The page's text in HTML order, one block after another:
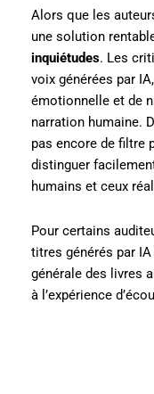
Alors que les
une solution
inquiétudes. Les
voix générées par
émotionnelle et de
narration humaine.
pas encore de filtre
distinguer
humains et ceux
Pour certains
titres générés par
générale des livres
à l’expérience